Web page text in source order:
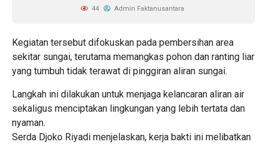
44 Admin Faktanusantara
Kegiatan tersebut difokuskan pada pembersihan area
sekitar sungai, terutama memangkas pohon dan ranting liar
yang tumbuh tidak terawat di pinggiran aliran sungai.
Langkah ini dilakukan untuk menjaga kelancaran aliran air
sekaligus menciptakan lingkungan yang lebih tertata dan
nyaman.
Serda Djoko Riyadi menjelaskan, kerja bakti ini melibatkan